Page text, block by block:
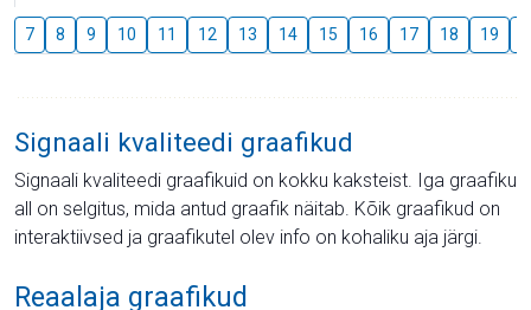
7 8 9 10 11 12 13 14 15 16 17 18 19
Signaali kvaliteedi graafikud
Signaali kvaliteedi graafikuid on kokku kaksteist. Iga graafiku
all on selgitus, mida antud graafik näitab. Kõik graafikud on
interaktiivsed ja graafikutel olev info on kohaliku aja järgi.
Reaalaja graafikud